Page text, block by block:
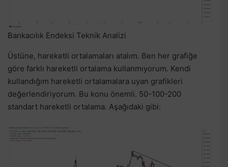
Bankacılık Endeksi Teknik Analizi
Üstüne, hareketli ortalamaları atalım. Ben her grafiğe
göre farklı hareketli ortalama kullanmıyorum. Kendi
kullandığım hareketli ortalamalara uyan grafikleri
değerlendiriyorum. Bu konu önemli. 50-100-200
standart hareketli ortalama. Aşağıdaki gibi: